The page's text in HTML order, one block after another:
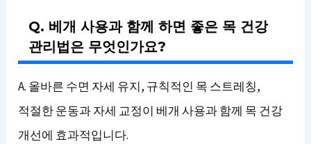
Q. 베개 사용과 함께 하면 좋은 목 건강
관리법은 무엇인가요?
A. 올바른 수면 자세 유지, 규칙적인 목 스트레칭,
적절한 운동과 자세 교정이 베개 사용과 함께 목 건강
개선에 효과적입니다.